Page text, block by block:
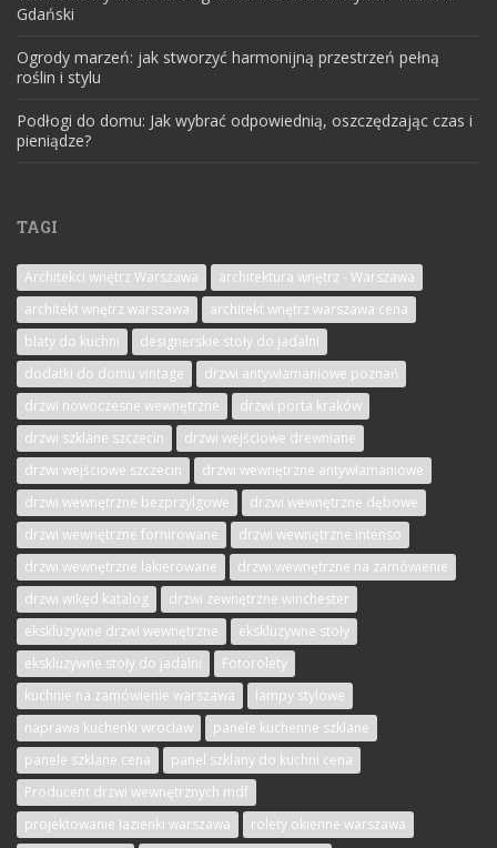
Gdański
Ogrody marzeń: jak stworzyć harmonijną przestrzeń pełną
roślin i stylu
Podłogi do domu: Jak wybrać odpowiednią, oszczędzając czas i
pieniądze?
TAGI
Architekci wnętrz Warszawa
architektura wnętrz - Warszawa
architekt wnętrz warszawa
architekt wnętrz warszawa cena
blaty do kuchni
designerskie stoły do jadalni
dodatki do domu vintage
drzwi antywłamaniowe poznań
drzwi nowoczesne wewnętrzne
drzwi porta kraków
drzwi szklane szczecin
drzwi wejściowe drewniane
drzwi wejściowe szczecin
drzwi wewnętrzne antywłamaniowe
drzwi wewnętrzne bezprzylgowe
drzwi wewnętrzne dębowe
drzwi wewnętrzne fornirowane
drzwi wewnętrzne intenso
drzwi wewnętrzne lakierowane
drzwi wewnętrzne na zamówienie
drzwi wikęd katalog
drzwi zewnętrzne winchester
ekskluzywne drzwi wewnętrzne
ekskluzywne stoły
ekskluzywne stoły do jadalni
Fotorolety
kuchnie na zamówienie warszawa
lampy stylowe
naprawa kuchenki wrocław
panele kuchenne szklane
panele szklane cena
panel szklany do kuchni cena
Producent drzwi wewnętrznych mdf
projektowanie łazienki warszawa
rolety okienne warszawa